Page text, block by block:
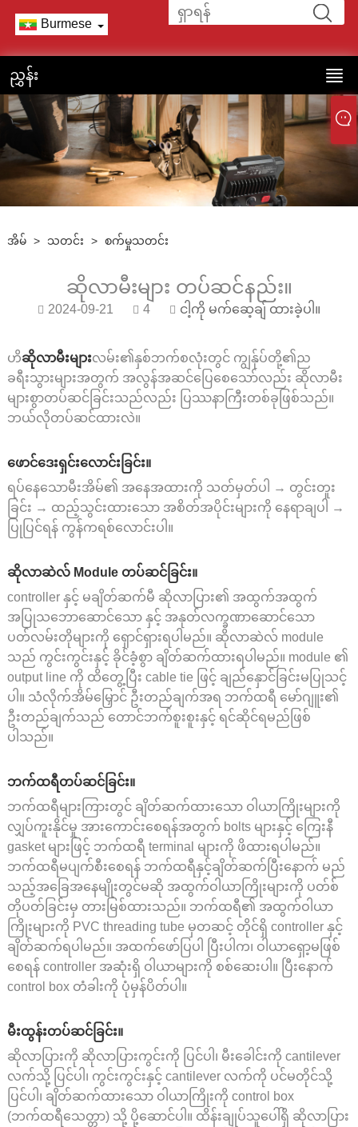
Burmese
ညွှန်း
အိမ် > သတင်း > စက်မှုသတင်း
ဆိုလာမီးများ တပ်ဆင်နည်း။
2024-09-21 4 ငါ့ကို မက်ဆေ့ချ် ထားခဲ့ပါ။
ဟိဆိုလာမီးများလမ်း၏နှစ်ဘက်စလုံးတွင် ကျွန်ုပ်တို့၏ည
ခရီးသွားများအတွက် အလွန်အဆင်ပြေစေသော်လည်း ဆိုလာမီး
များစွာတပ်ဆင်ခြင်းသည်လည်း ပြဿနာကြီးတစ်ခုဖြစ်သည်။
ဘယ်လိုတပ်ဆင်ထားလဲ။
ဖောင်ဒေးရှင်းလောင်းခြင်း။
ရပ်နေသောမီးအိမ်၏ အနေအထားကို သတ်မှတ်ပါ → တွင်းတူး
ခြင်း → ထည့်သွင်းထားသော အစိတ်အပိုင်းများကို နေရာချပါ →
ပြုပြင်ရန် ကွန်ကရစ်လောင်းပါ။
ဆိုလာဆဲလ် Module တပ်ဆင်ခြင်း။
controller နှင့် မချိတ်ဆက်မီ ဆိုလာပြား၏ အထွက်အထွက်
အပြုသဘောဆောင်သော နှင့် အနုတ်လက္ခဏာဆောင်သော
ပတ်လမ်းတိုများကို ရှောင်ရှားရပါမည်။ ဆိုလာဆဲလ် module
သည် ကွင်းကွင်းနှင့် ခိုင်ခံ့စွာ ချိတ်ဆက်ထားရပါမည်။ module ၏
output line ကို ထိတွေ့ပြီး cable tie ဖြင့် ချည်နှောင်ခြင်းမပြုသင့်
ပါ။ သံလိုက်အိမ်မြှောင် ဦးတည်ချက်အရ ဘက်ထရီ မော်ဂျူး၏
ဦးတည်ချက်သည် တောင်ဘက်စူးစူးနှင့် ရင်ဆိုင်ရမည်ဖြစ်
ပါသည်။
ဘက်ထရီတပ်ဆင်ခြင်း။
ဘက်ထရီများကြားတွင် ချိတ်ဆက်ထားသော ဝါယာကြိုးများကို
လျှပ်ကူးနိုင်မှု အားကောင်းစေရန်အတွက် bolts များနှင့် ကြေးနီ
gasket များဖြင့် ဘက်ထရီ terminal များကို ဖိထားရပါမည်။
ဘက်ထရီမပျက်စီးစေရန် ဘက်ထရီနှင့်ချိတ်ဆက်ပြီးနောက် မည်
သည့်အခြေအနေမျိုးတွင်မဆို အထွက်ဝါယာကြိုးများကို ပတ်စ်
တိုပတ်ခြင်းမှ တားမြစ်ထားသည်။ ဘက်ထရီ၏ အထွက်ဝါယာ
ကြိုးများကို PVC threading tube မှတဆင့် တိုင်ရှိ controller နှင့်
ချိတ်ဆက်ရပါမည်။ အထက်ဖော်ပြပါ ပြီးပါက၊ ဝါယာရှော့မဖြစ်
စေရန် controller အဆုံးရှိ ဝါယာများကို စစ်ဆေးပါ။ ပြီးနောက်
control box တံခါးကို ပုံမှန်ပိတ်ပါ။
မီးထွန်းတပ်ဆင်ခြင်း။
ဆိုလာပြားကို ဆိုလာပြားကွင်းကို ပြင်ပါ၊ မီးခေါင်းကို cantilever
လက်သို့ ပြင်ပါ၊ ကွင်းကွင်းနှင့် cantilever လက်ကို ပင်မတိုင်သို့
ပြင်ပါ၊ ချိတ်ဆက်ထားသော ဝါယာကြိုးကို control box
(ဘက်ထရီသေတ္တာ) သို့ ပို့ဆောင်ပါ။ ထိန်းချုပ်သူပေါ်ရှိ ဆိုလာပြား